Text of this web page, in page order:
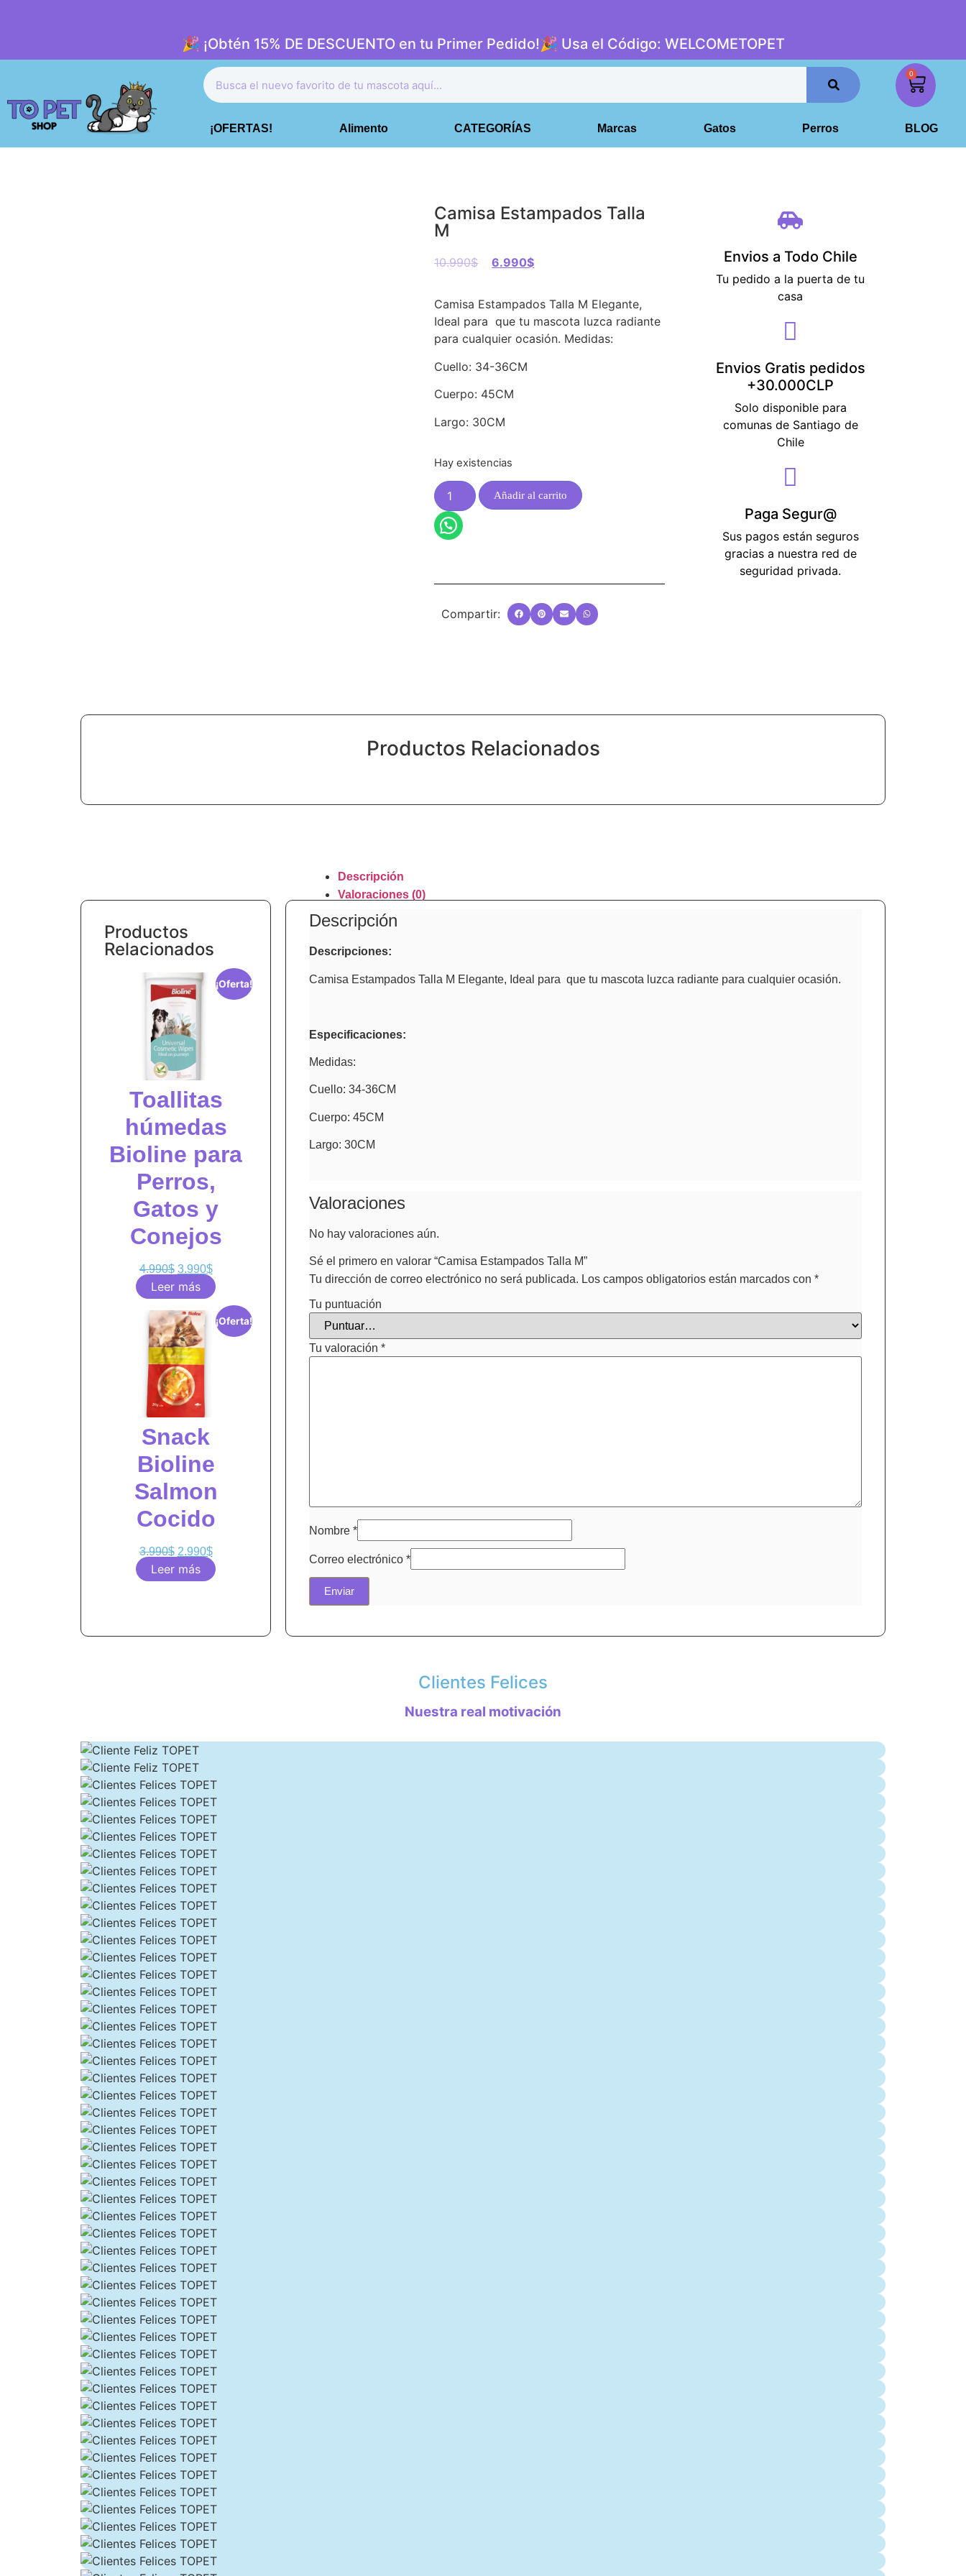
🎉 ¡Obtén 15% DE DESCUENTO en tu Primer Pedido!🎉 Usa el Código: WELCOMETOPET
0
¡OFERTAS! Alimento CATEGORÍAS Marcas Gatos Perros BLOG
Camisa Estampados Talla
M
10.990$ 6.990$
Camisa Estampados Talla M Elegante,
Ideal para que tu mascota luzca radiante
para cualquier ocasión. Medidas:
Cuello: 34-36CM
Cuerpo: 45CM
Largo: 30CM
Hay existencias
Añadir al carrito
Compartir:
Envios a Todo Chile
Tu pedido a la puerta de tu
casa
Envios Gratis pedidos
+30.000CLP
Solo disponible para
comunas de Santiago de
Chile
Paga Segur@
Sus pagos están seguros
gracias a nuestra red de
seguridad privada.
Productos Relacionados
Productos
Relacionados
¡Oferta!
Toallitas
húmedas
Bioline para
Perros,
Gatos y
Conejos
4.990$ 3.990$
Leer más
¡Oferta!
Snack
Bioline
Salmon
Cocido
3.990$ 2.990$
Leer más
Descripción
Valoraciones (0)
Descripción
Descripciones:
Camisa Estampados Talla M Elegante, Ideal para que tu mascota luzca radiante para cualquier ocasión.
Especificaciones:
Medidas:
Cuello: 34-36CM
Cuerpo: 45CM
Largo: 30CM
Valoraciones
No hay valoraciones aún.
Sé el primero en valorar “Camisa Estampados Talla M”
Tu dirección de correo electrónico no será publicada. Los campos obligatorios están marcados con *
Tu puntuación
Tu valoración *
Nombre *
Correo electrónico *
Clientes Felices
Nuestra real motivación